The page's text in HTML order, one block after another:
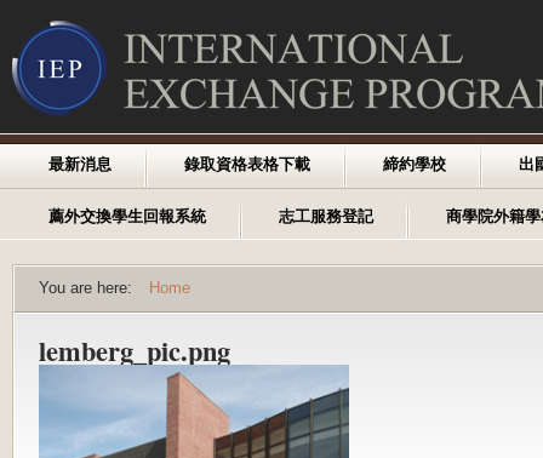
最新消息 錄取資格表格下載 締約學校 出
薦外交換學生回報系統 志工服務登記 商學院外籍
You are here: Home
lemberg_pic.png